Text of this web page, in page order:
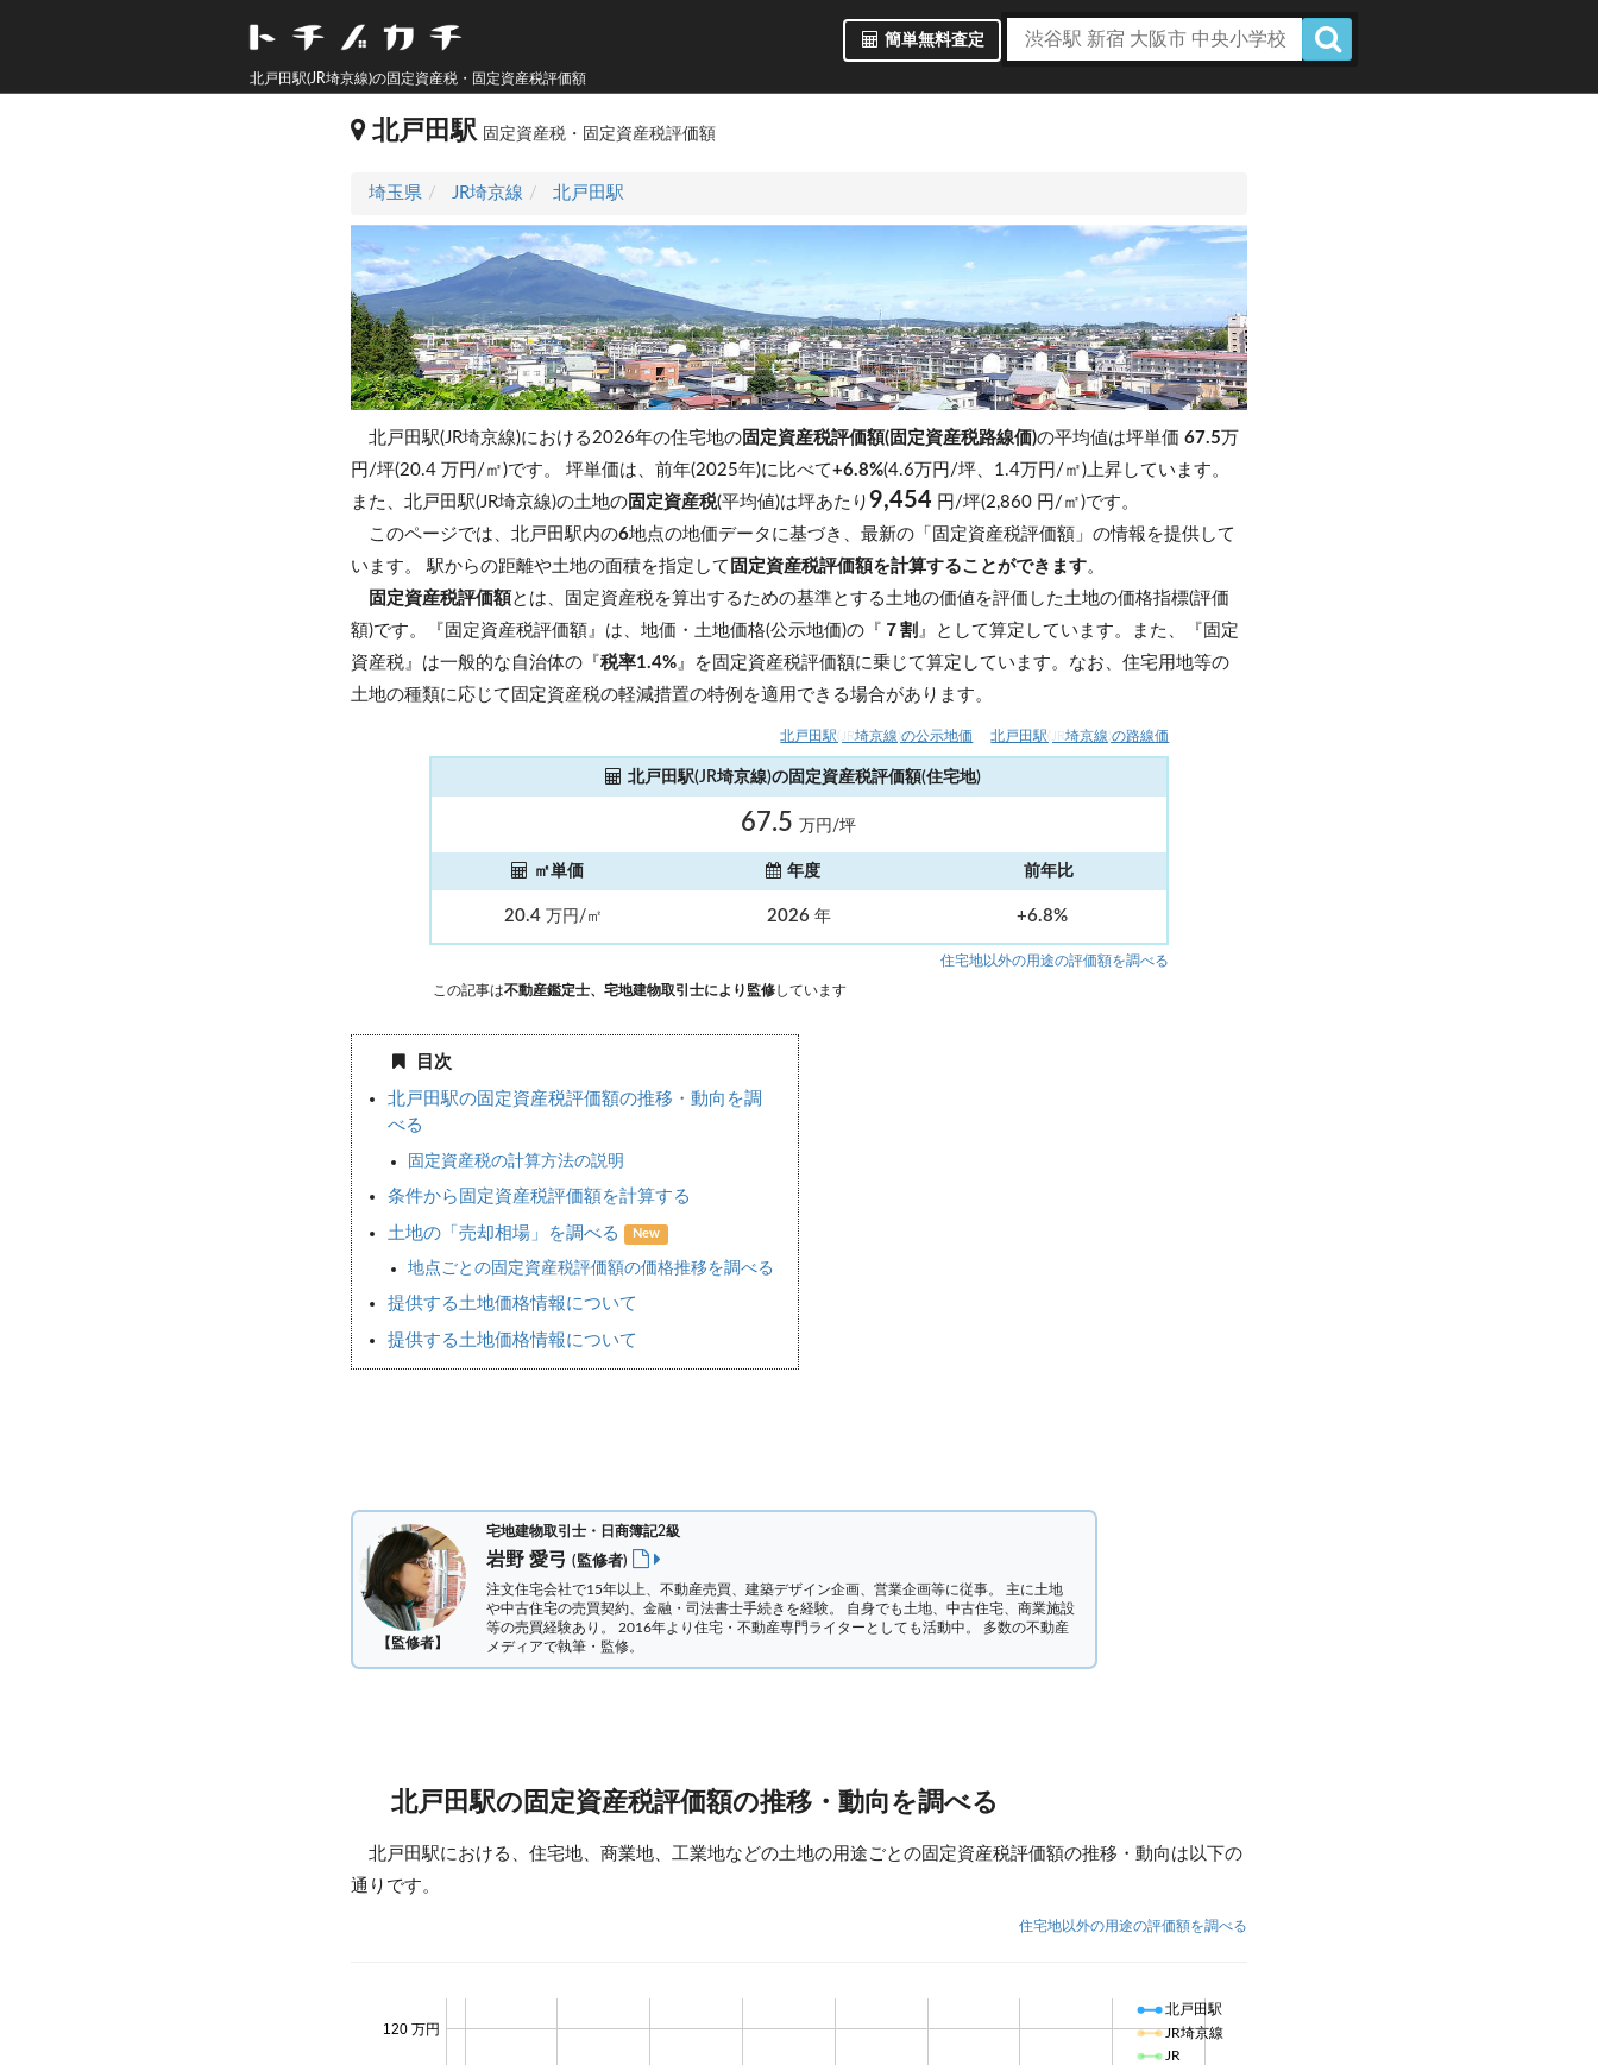
簡単無料査定
北戸田駅(JR埼京線)の固定資産税・固定資産税評価額
北戸田駅 固定資産税・固定資産税評価額
埼玉県 JR埼京線 北戸田駅
北戸田駅(JR埼京線)における2026年の住宅地の 固定資産税評価額(固定資産税路線価)の平均値は坪単価67.5 万
円/坪(20.4 万円/㎡)です。坪単価は、前年(2025年)に比べて+6.8%(4.6万円/坪、1.4万円/㎡)上昇しています。
また、北戸田駅(JR埼京線)の土地の 固定資産税(平均値)は坪あたり 9,454 円/坪(2,860 円/㎡)です。
このページでは、北戸田駅内の6地点の地価データに基づき、最新の「固定資産税評価額」の情報を提供して
います。 駅からの距離や土地の面積を指定して 固定資産税評価額を計算することができます。
固定資産税評価額 とは、固定資産税を算出するための基準とする土地の価値を評価した土地の価格指標(評価
額)です。『固定資産税評価額』は、地価・土地価格(公示地価)の『 ７割 』として算定しています。また、『固定
資産税』は一般的な自治体の『税率1.4%』を固定資産税評価額に乗じて算定しています。なお、住宅用地等の
土地の種類に応じて固定資産税の軽減措置の特例を適用できる場合があります。
北戸田駅(JR埼京線)の公示地価 北戸田駅(JR埼京線)の路線価
北戸田駅(JR埼京線)の固定資産税評価額(住宅地)
67.5万円/坪
㎡単価 年度 前年比
20.4万円/㎡ 2026 年 +6.8%
住宅地以外の用途の評価額を調べる
この記事は不動産鑑定士、宅地建物取引士により監修しています
目次
北戸田駅の固定資産税評価額の推移・動向を調
べる
固定資産税の計算方法の説明
条件から固定資産税評価額を計算する
土地の「売却相場」を調べる New
地点ごとの固定資産税評価額の価格推移を調べる
提供する土地価格情報について
提供する土地価格情報について
【監修者】
宅地建物取引士・日商簿記2級
岩野 愛弓(監修者)
注文住宅会社で15年以上、不動産売買、建築デザイン企画、営業企画等に従事。 主に土地
や中古住宅の売買契約、金融・司法書士手続きを経験。 自身でも土地、中古住宅、商業施設
等の売買経験あり。 2016年より住宅・不動産専門ライターとしても活動中。 多数の不動産
メディアで執筆・監修。
北戸田駅の固定資産税評価額の推移・動向を調べる
北戸田駅における、住宅地、商業地、工業地などの土地の用途ごとの固定資産税評価額の推移・動向は以下の
通りです。
住宅地以外の用途の評価額を調べる
120 万円
北戸田駅
JR埼京線
JR